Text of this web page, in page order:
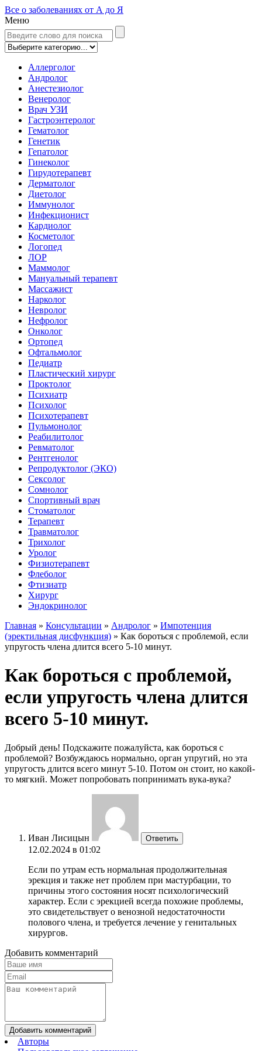
Все о заболеваниях от А до Я
Меню
Аллерголог
Андролог
Анестезиолог
Венеролог
Врач УЗИ
Гастроэнтеролог
Гематолог
Генетик
Гепатолог
Гинеколог
Гирудотерапевт
Дерматолог
Диетолог
Иммунолог
Инфекционист
Кардиолог
Косметолог
Логопед
ЛОР
Маммолог
Мануальный терапевт
Массажист
Нарколог
Невролог
Нефролог
Онколог
Ортопед
Офтальмолог
Педиатр
Пластический хирург
Проктолог
Психиатр
Психолог
Психотерапевт
Пульмонолог
Реабилитолог
Ревматолог
Рентгенолог
Репродуктолог (ЭКО)
Сексолог
Сомнолог
Спортивный врач
Стоматолог
Терапевт
Травматолог
Трихолог
Уролог
Физиотерапевт
Флеболог
Фтизиатр
Хирург
Эндокринолог
Главная » Консультации » Андролог » Импотенция
(эректильная дисфункция) » Как бороться с проблемой, если
упругость члена длится всего 5-10 минут.
Как бороться с проблемой,
если упругость члена длится
всего 5-10 минут.
Добрый день! Подскажите пожалуйста, как бороться с
проблемой? Возбуждаюсь нормально, орган упругий, но эта
упругость длится всего минут 5-10. Потом он стоит, но какой-
то мягкий. Может попробовать попринимать вука-вука?
Иван Лисицын Ответить
12.02.2024 в 01:02
Если по утрам есть нормальная продолжительная
эрекция и также нет проблем при мастурбации, то
причины этого состояния носят психологический
характер. Если с эрекцией всегда похожие проблемы,
это свидетельствует о венозной недостаточности
полового члена, и требуется лечение у генитальных
хирургов.
Добавить комментарий
Добавить комментарий
Авторы